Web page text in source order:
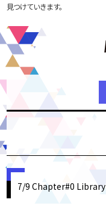
見つけていきます。
7/9 Chapter#0 Library